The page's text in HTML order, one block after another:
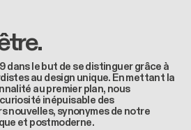
dans le but de se distinguer grâce à
au design unique. En mettant la
au premier plan, nous
inépuisable des
nouvelles, synonymes de notre
et postmoderne.